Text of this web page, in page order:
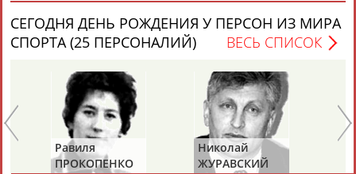
СЕГОДНЯ ДЕНЬ РОЖДЕНИЯ У ПЕРСОН ИЗ МИРА
СПОРТА (25 ПЕРСОНАЛИЙ)
ВЕСЬ СПИСОК
Равиля
ПРОКОПЕНКО
Николай
ЖУРАВСКИЙ